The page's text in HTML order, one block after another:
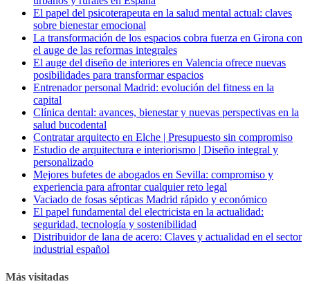
El papel del psicoterapeuta en la salud mental actual: claves
sobre bienestar emocional
La transformación de los espacios cobra fuerza en Girona con
el auge de las reformas integrales
El auge del diseño de interiores en Valencia ofrece nuevas
posibilidades para transformar espacios
Entrenador personal Madrid: evolución del fitness en la
capital
Clínica dental: avances, bienestar y nuevas perspectivas en la
salud bucodental
Contratar arquitecto en Elche | Presupuesto sin compromiso
Estudio de arquitectura e interiorismo | Diseño integral y
personalizado
Mejores bufetes de abogados en Sevilla: compromiso y
experiencia para afrontar cualquier reto legal
Vaciado de fosas sépticas Madrid rápido y económico
El papel fundamental del electricista en la actualidad:
seguridad, tecnología y sostenibilidad
Distribuidor de lana de acero: Claves y actualidad en el sector
industrial español
Más visitadas